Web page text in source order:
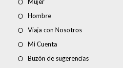
Mujer
Hombre
Viaja con Nosotros
Mi Cuenta
Buzón de sugerencias